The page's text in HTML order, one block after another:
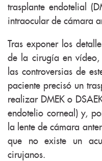
trasplante endotelial
intraocular de cámara
Tras exponer los
de la cirugía en vídeo,
las controversias de
paciente precisó un
realizar DMEK o
endotelio corneal) y,
la lente de cámara
que no existe un
cirujanos.